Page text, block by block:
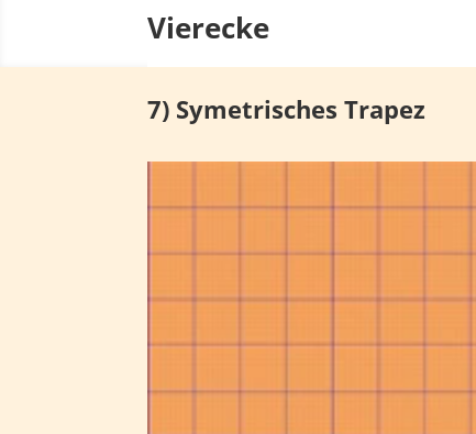
Vierecke
7) Symetrisches Trapez